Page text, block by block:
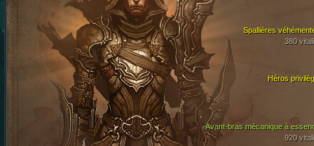
Héros
Avant-bras mécanique à
920
Spallières
380